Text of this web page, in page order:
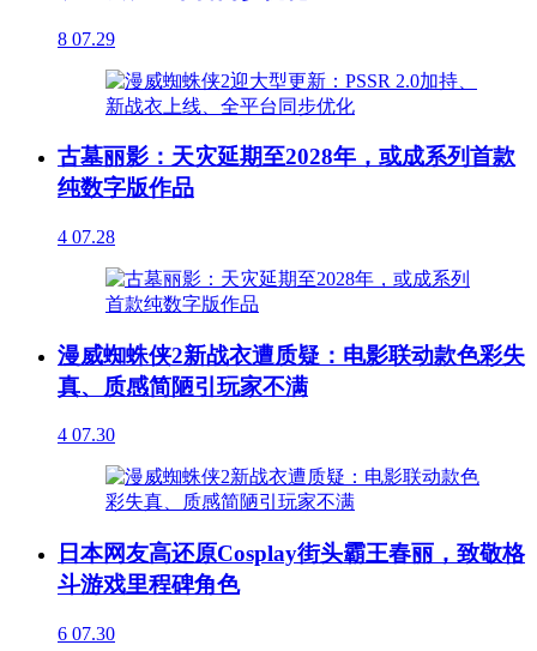
8 07.29
古墓丽影：天灾延期至2028年，或成系列首款
纯数字版作品
4 07.28
漫威蜘蛛侠2新战衣遭质疑：电影联动款色彩失
真、质感简陋引玩家不满
4 07.30
日本网友高还原Cosplay街头霸王春丽，致敬格
斗游戏里程碑角色
6 07.30